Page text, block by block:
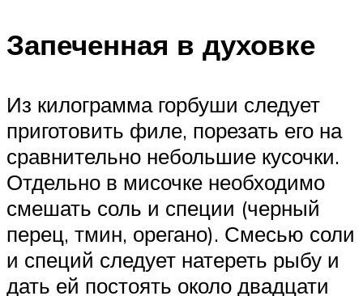
Запеченная в духовке
Из килограмма горбуши следует
приготовить филе, порезать его на
сравнительно небольшие кусочки.
Отдельно в мисочке необходимо
смешать соль и специи (черный
перец, тмин, орегано). Смесью соли
и специй следует натереть рыбу и
дать ей постоять около двадцати